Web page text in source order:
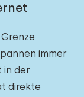
immer
in der
direkte